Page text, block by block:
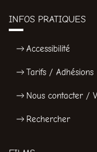
INFOS PRATIQUES
Accessibilité
Tarifs / Adhésions
Nous contacter /
Rechercher